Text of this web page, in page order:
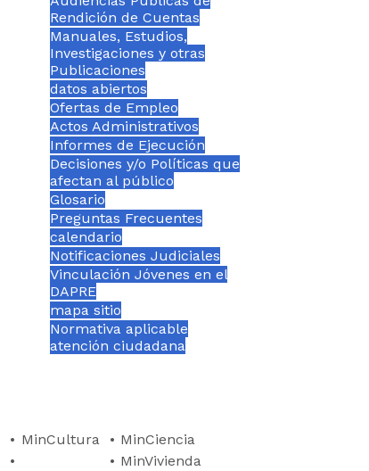
Rendición de Cuentas
Manuales, Estudios,
Investigaciones y otras
Publicaciones
datos abiertos
Ofertas de Empleo
Actos Administrativos
Informes de Ejecución
Decisiones y/o Políticas que
afectan al público
Glosario
Preguntas Frecuentes
calendario
Notificaciones Judiciales
Vinculación Jóvenes en el
DAPRE
mapa sitio
Normativa aplicable
atención ciudadana
MinCultura
MinCiencia
MinVivienda